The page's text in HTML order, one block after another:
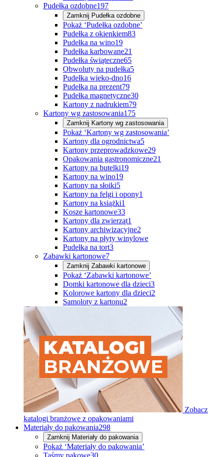
Pudełka ozdobne197
Zamknij Pudełka ozdobne
Pokaż ‘Pudełka ozdobne’
Pudełka z okienkiem83
Pudełka na wino19
Pudełka karbowane21
Pudełka świąteczne65
Obwoluty na pudełka5
Pudełka wieko-dno16
Pudełka na prezent79
Pudełka magnetyczne30
Kartony z nadrukiem79
Kartony wg zastosowania175
Zamknij Kartony wg zastosowania
Pokaż ‘Kartony wg zastosowania’
Kartony dla ogrodnictwa5
Kartony przeprowadzkowe29
Opakowania gastronomiczne21
Kartony na butelki19
Kartony na wino19
Kartony na słoiki5
Kartony na felgi i opony1
Kartony na książki1
Kosze kartonowe33
Kartony dla zwierząt1
Kartony archiwizacyjne2
Kartony na płyty winylowe
Pudełka na tort3
Zabawki kartonowe7
Zamknij Zabawki kartonowe
Pokaż ‘Zabawki kartonowe’
Domki kartonowe dla dzieci3
Kolorowe kartony dla dzieci2
Samoloty z kartonu2
Zobacz
katalogi branżowe z opakowaniami
Materiały do pakowania298
Zamknij Materiały do pakowania
Pokaż ‘Materiały do pakowania’
Taśmy pakowe30